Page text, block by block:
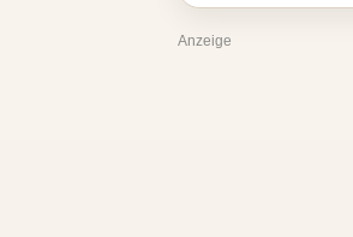
Anzeige